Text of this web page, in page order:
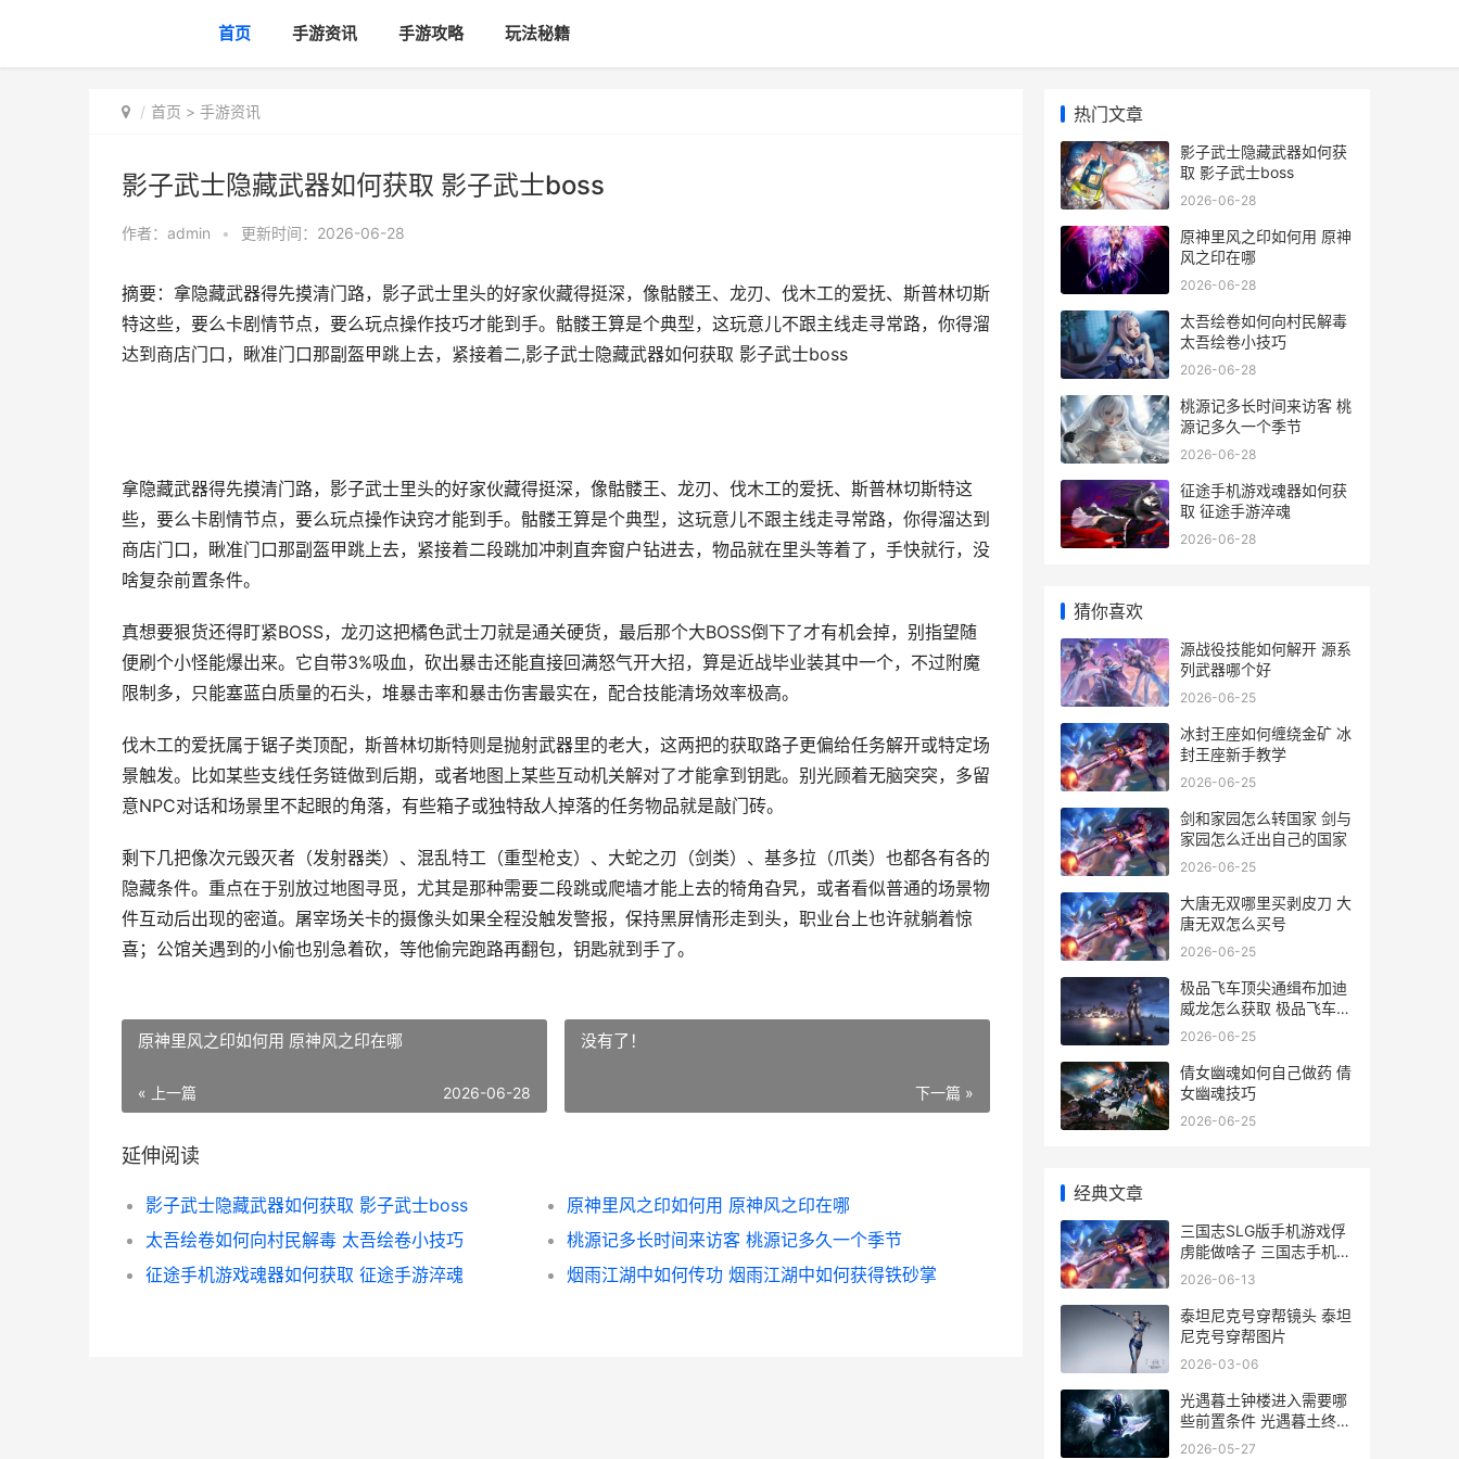
首页 手游资讯 手游攻略 玩法秘籍
首页 > 手游资讯
影子武士隐藏武器如何获取 影子武士boss
作者： admin • 更新时间：2026-06-28
摘要：拿隐藏武器得先摸清门路，影子武士里头的好家伙藏得挺深，像骷髅王、龙刃、伐木工的爱抚、斯普林切斯
特这些，要么卡剧情节点，要么玩点操作技巧才能到手。骷髅王算是个典型，这玩意儿不跟主线走寻常路，你得溜
达到商店门口，瞅准门口那副盔甲跳上去，紧接着二,影子武士隐藏武器如何获取 影子武士boss
拿隐藏武器得先摸清门路，影子武士里头的好家伙藏得挺深，像骷髅王、龙刃、伐木工的爱抚、斯普林切斯特这
些，要么卡剧情节点，要么玩点操作诀窍才能到手。骷髅王算是个典型，这玩意儿不跟主线走寻常路，你得溜达到
商店门口，瞅准门口那副盔甲跳上去，紧接着二段跳加冲刺直奔窗户钻进去，物品就在里头等着了，手快就行，没
啥复杂前置条件。
真想要狠货还得盯紧BOSS，龙刃这把橘色武士刀就是通关硬货，最后那个大BOSS倒下了才有机会掉，别指望随
便刷个小怪能爆出来。它自带3%吸血，砍出暴击还能直接回满怒气开大招，算是近战毕业装其中一个，不过附魔
限制多，只能塞蓝白质量的石头，堆暴击率和暴击伤害最实在，配合技能清场效率极高。
伐木工的爱抚属于锯子类顶配，斯普林切斯特则是抛射武器里的老大，这两把的获取路子更偏给任务解开或特定场
景触发。比如某些支线任务链做到后期，或者地图上某些互动机关解对了才能拿到钥匙。别光顾着无脑突突，多留
意NPC对话和场景里不起眼的角落，有些箱子或独特敌人掉落的任务物品就是敲门砖。
剩下几把像次元毁灭者（发射器类）、混乱特工（重型枪支）、大蛇之刃（剑类）、基多拉（爪类）也都各有各的
隐藏条件。重点在于别放过地图寻觅，尤其是那种需要二段跳或爬墙才能上去的犄角旮旯，或者看似普通的场景物
件互动后出现的密道。屠宰场关卡的摄像头如果全程没触发警报，保持黑屏情形走到头，职业台上也许就躺着惊
喜；公馆关遇到的小偷也别急着砍，等他偷完跑路再翻包，钥匙就到手了。
原神里风之印如何用 原神风之印在哪
« 上一篇 2026-06-28
没有了！
下一篇 »
延伸阅读
影子武士隐藏武器如何获取 影子武士boss
原神里风之印如何用 原神风之印在哪
太吾绘卷如何向村民解毒 太吾绘卷小技巧
桃源记多长时间来访客 桃源记多久一个季节
征途手机游戏魂器如何获取 征途手游淬魂
烟雨江湖中如何传功 烟雨江湖中如何获得铁砂掌
热门文章
影子武士隐藏武器如何获
取 影子武士boss
2026-06-28
原神里风之印如何用 原神
风之印在哪
2026-06-28
太吾绘卷如何向村民解毒
太吾绘卷小技巧
2026-06-28
桃源记多长时间来访客 桃
源记多久一个季节
2026-06-28
征途手机游戏魂器如何获
取 征途手游淬魂
2026-06-28
猜你喜欢
源战役技能如何解开 源系
列武器哪个好
2026-06-25
冰封王座如何缠绕金矿 冰
封王座新手教学
2026-06-25
剑和家园怎么转国家 剑与
家园怎么迁出自己的国家
2026-06-25
大唐无双哪里买剥皮刀 大
唐无双怎么买号
2026-06-25
极品飞车顶尖通缉布加迪
威龙怎么获取 极品飞车里
最顶级的六辆车
2026-06-25
倩女幽魂如何自己做药 倩
女幽魂技巧
2026-06-25
经典文章
三国志SLG版手机游戏俘
虏能做啥子 三国志手机安
卓中文版
2026-06-13
泰坦尼克号穿帮镜头 泰坦
尼克号穿帮图片
2026-03-06
光遇暮土钟楼进入需要哪
些前置条件 光遇暮土终点
门为什么不能开
2026-05-27